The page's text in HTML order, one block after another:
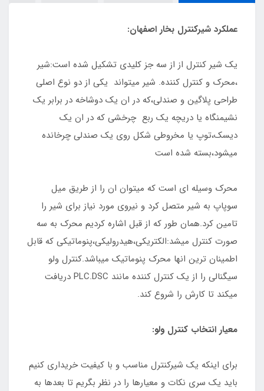
عملکرد شیرکنترل بخار اصفهان:
یک شیر کنترل از از سه جز کلیدی تشکیل شده است:شیر
،محرک و کنترل کننده. شیر میتواند یکی از دو نوع اصلی
طراحی پلاگین و صندلی،که در ان یک دوشاخه در برابر یک
نشیمنگاه یا دریچه یک ربع چرخشی که در ان یک
دیسک،توپ یا مخروطی شکل روی یک صندلی چرخانده
میشود،بسته شده است
محرک وسیله ای است که میتوان ان را از طریق میل
سوپاپ به شیر متصل کرد و نیروی مورد نیاز برای شیر را
تامین کرد.همان طور که از قبل اشاره کردیم محرک به سه
صورت کنترل میشد:الکتریکی،هیدرولیکی،پنوماتیکی که قابل
اطمینان ترین انها محرک پنوماتیک میباشد.کنترل ولو
سیگنالی را از یک کنترل کننده مانند PLC.DSC دریافت
میکند تا کارش را شروع کند.
معیار انتخاب کنترل ولو:
برای اینکه یک شیرکنترل مناسب و با کیفیت خریداری کنیم
باید یک سری نکات و معیارها را در نظر بگریم تا بعدها به